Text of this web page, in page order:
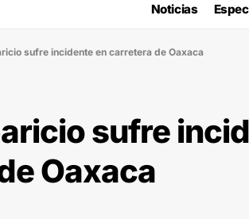
Noticias
sufre incidente en carretera de Oaxaca
sufre
Oaxaca